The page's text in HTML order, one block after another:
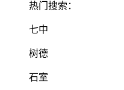
热门搜索：
七中
树德
石室